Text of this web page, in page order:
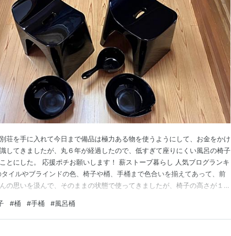
荘を手に入れて今日まで備品は極力ある物を使うようにして、お金をかけ
してきましたが、丸６年が経過したので、低すぎて座りにくい風呂の椅子
とにした。 応援ポチお願いします！ 薪ストーブ暮らし 人気ブログランキ
タイルやブラインドの色、椅子や桶、手桶まで色合いを揃えてあって、前
の思いを汲んで、そのままの状態で使ってきましたが、椅子の高さが１５
けた。 https://amzn.to/4dhVZAt https://amzn.to/3Me28l6 https…
#桶 #手桶 #風呂桶